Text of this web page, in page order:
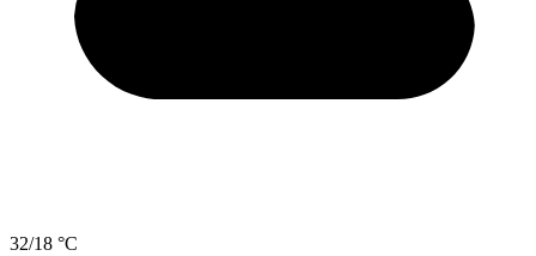
32/18 °C